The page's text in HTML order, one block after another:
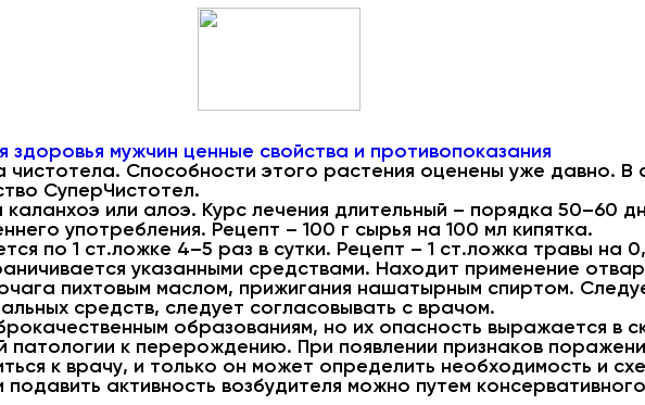
здоровья мужчин ценные свойства и противопоказания
Способности этого растения оценены уже давно. В
СуперЧистотел.
каланхоэ или алоэ. Курс лечения длительный – порядка 50–60
употребления. Рецепт – 100 г сырья на 100 мл кипятка.
по 1 ст.ложке 4–5 раз в сутки. Рецепт – 1 ст.ложка травы на
указанными средствами. Находит применение
пихтовым маслом, прижигания нашатырным спиртом.
средств, следует согласовывать с врачом.
образованиям, но их опасность выражается в
патологии к перерождению. При появлении признаков
к врачу, и только он может определить необходимость и
активность возбудителя можно путем